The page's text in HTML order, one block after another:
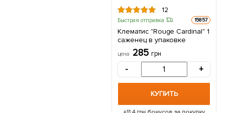
12
Быстрая отправка 15857
Клематис "Rouge Cardinal" 1
саженец в упаковке
цена 285 грн
- +
КУПИТЬ